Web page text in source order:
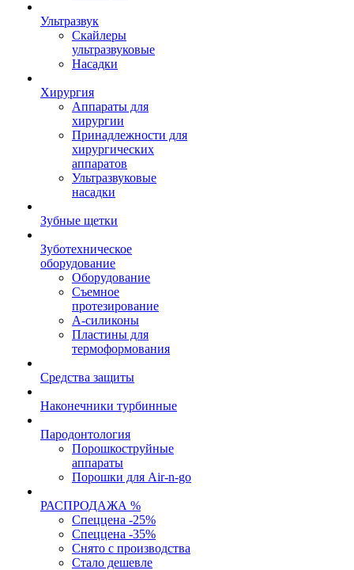
Ультразвук
Скайлеры
ультразвуковые
Насадки
Хирургия
Аппараты для
хирургии
Принадлежности для
хирургических
аппаратов
Ультразвуковые
насадки
Зубные щетки
Зуботехническое
оборудование
Оборудование
Съемное
протезирование
А-силиконы
Пластины для
термоформования
Средства защиты
Наконечники турбинные
Пародонтология
Порошкоструйные
аппараты
Порошки для Air-n-go
РАСПРОДАЖА %
Спеццена -25%
Спеццена -35%
Снято с производства
Стало дешевле